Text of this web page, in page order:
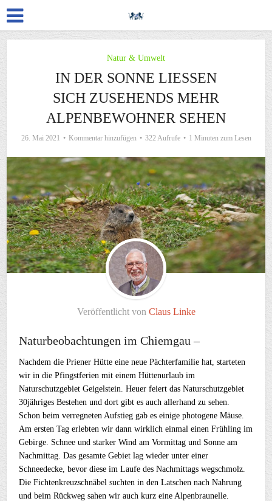
Natur & Umwelt
IN DER SONNE LIESSEN S
ICH ZUSEHENDS MEHR A
LPENBEWOHNER SEHEN
26. Mai 2021 Kommentar hinzufügen 322 Aufrufe 1 Minuten zum Lesen
Veröffentlicht von Claus Linke
Naturbeobachtungen im Chiemgau –
Nachdem die Priener Hütte eine neue Pächterfamilie hat, starteten
wir in die Pfingstferien mit einem Hüttenurlaub im
Naturschutzgebiet Geigelstein. Heuer feiert das Naturschutzgebiet
30jähriges Bestehen und dort gibt es auch allerhand zu sehen.
Schon beim verregneten Aufstieg gab es einige photogene Mäuse.
Am ersten Tag erlebten wir dann wirklich einmal einen Frühling im
Gebirge. Schnee und starker Wind am Vormittag und Sonne am
Nachmittag. Das gesamte Gebiet lag wieder unter einer
Schneedecke, bevor diese im Laufe des Nachmittags wegschmolz.
Die Fichtenkreuzschnäbel suchten in den Latschen nach Nahrung
und beim Rückweg sahen wir auch kurz eine Alpenbraunelle.